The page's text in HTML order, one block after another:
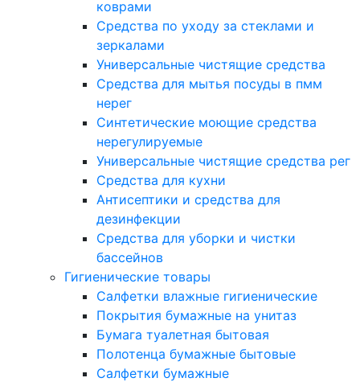
коврами
Средства по уходу за стеклами и
зеркалами
Универсальные чистящие средства
Средства для мытья посуды в пмм
нерег
Синтетические моющие средства
нерегулируемые
Универсальные чистящие средства рег
Средства для кухни
Антисептики и средства для
дезинфекции
Средства для уборки и чистки
бассейнов
Гигиенические товары
Салфетки влажные гигиенические
Покрытия бумажные на унитаз
Бумага туалетная бытовая
Полотенца бумажные бытовые
Салфетки бумажные